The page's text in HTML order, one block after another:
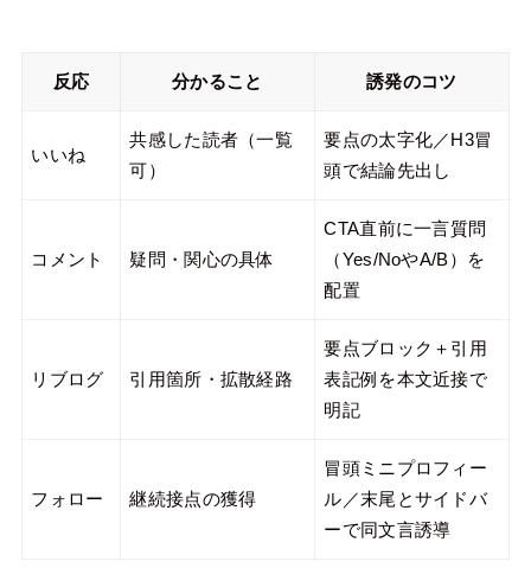
反応 分かること 誘発のコツ
いいね
共感した読者（一覧
可）
要点の太字化／H3冒
頭で結論先出し
コメント 疑問・関心の具体
CTA直前に一言質問
（Yes/NoやA/B）を
配置
リブログ 引用箇所・拡散経路
要点ブロック＋引用
表記例を本文近接で
明記
フォロー 継続接点の獲得
冒頭ミニプロフィー
ル／末尾とサイドバ
ーで同文言誘導